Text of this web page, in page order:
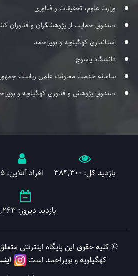
وزارت علوم، تحقیقات و فناوری
صندوق حمایت از پژوهشگران و فناوران
استانداری کهگیلویه و بویراحمد
دانشگاه یاسوج
سامانه خدمت معاونت علمی ریاست
صندوق پژوهش و فناوری کهگیلویه و
بازدید کل: 384,300 افراد آنلاین: 5
بازدید دیروز: 2,263
© کلیه حقوق این پایگاه اینترنتی
کهگیلویه و بویراحمد است